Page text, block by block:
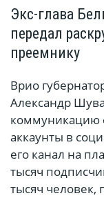
Экс-глава
передал
преемнику
Врио
Александр
коммуникацию
аккаунты в
его канал на
тысяч
тысяч человек,